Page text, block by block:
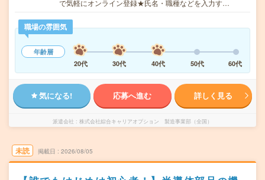
で気軽にオンライン登録★氏名・職種などを入力す…
職場の雰囲気
年齢層
20代
30代 40代 50代 60代
気になる! 応募へ進む 詳しく見る
派遣会社 株式会社綜合キャリアオプション 製造事業部（全国）
未読 掲載日 2026/08/05